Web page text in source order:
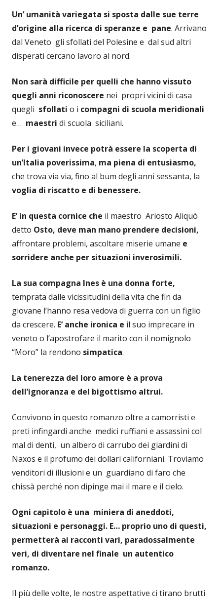
Un’ umanità variegata si sposta dalle sue terre
d’origine alla ricerca di speranze e pane. Arrivano
dal Veneto gli sfollati del Polesine e dal sud altri
disperati cercano lavoro al nord.
Non sarà difficile per quelli che hanno vissuto
quegli anni riconoscere nei propri vicini di casa
quegli sfollati o i compagni di scuola meridionali
e… maestri di scuola siciliani.
Per i giovani invece potrà essere la scoperta di
un’Italia poverissima, ma piena di entusiasmo,
che trova via via, fino al bum degli anni sessanta, la
voglia di riscatto e di benessere.
E’ in questa cornice che il maestro Ariosto Aliquò
detto Osto, deve man mano prendere decisioni,
affrontare problemi, ascoltare miserie umane e
sorridere anche per situazioni inverosimili.
La sua compagna Ines è una donna forte,
temprata dalle vicissitudini della vita che fin da
giovane l’hanno resa vedova di guerra con un figlio
da crescere. E’ anche ironica e il suo imprecare in
veneto o l’apostrofare il marito con il nomignolo
“Moro” la rendono simpatica.
La tenerezza del loro amore è a prova
dell’ignoranza e del bigottismo altrui.
Convivono in questo romanzo oltre a camorristi e
preti infingardi anche medici ruffiani e assassini col
mal di denti, un albero di carrubo dei giardini di
Naxos e il profumo dei dollari californiani. Troviamo
venditori di illusioni e un guardiano di faro che
chissà perché non dipinge mai il mare e il cielo.
Ogni capitolo è una miniera di aneddoti,
situazioni e personaggi. E… proprio uno di questi,
permetterà ai racconti vari, paradossalmente
veri, di diventare nel finale un autentico
romanzo.
Il più delle volte, le nostre aspettative ci tirano brutti